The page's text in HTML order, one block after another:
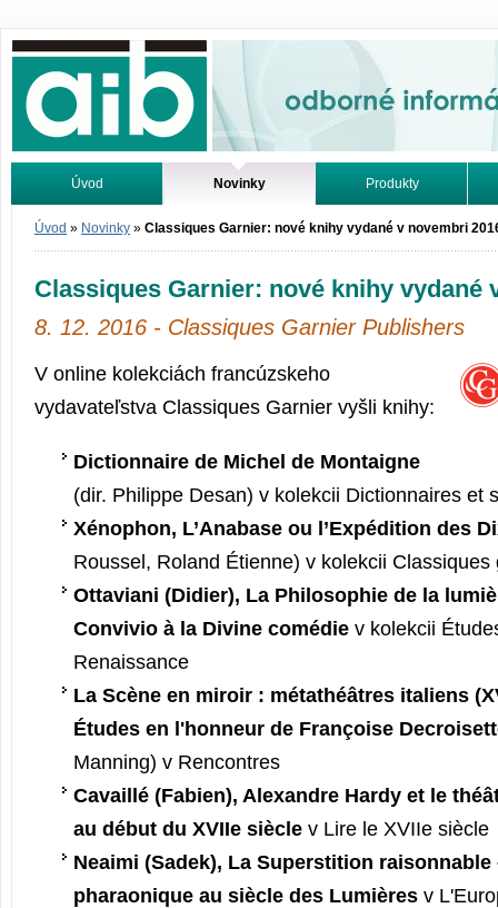
Odborné informácie. Online.
Úvod Novinky Produkty
Vyhľadávanie Tutoriály
Úvod » Novinky » Classiques Garnier: nové knihy vydané v novembri
Classiques Garnier: nové knihy vydané
8. 12. 2016 - Classiques Garnier Publishers
V online kolekciách francúzskeho
vydavateľstva Classiques Garnier vyšli knihy:
Dictionnaire de Michel de Montaigne
(dir. Philippe Desan) v kolekcii Dictionnaires et
Xénophon, L’Anabase ou l’Expédition des
Roussel, Roland Étienne) v kolekcii Classiques
Ottaviani (Didier), La Philosophie de la
Convivio à la Divine comédiev kolekcii
Renaissance
La Scène en miroir : métathéâtres italiens
Études en l'honneur de Françoise
Manning) v Rencontres
Cavaillé (Fabien), Alexandre Hardy et le
au début du XVIIe sièclev Lire le XVIIe siècle
Neaimi (Sadek), La Superstition
pharaonique au siècle des Lumièresv